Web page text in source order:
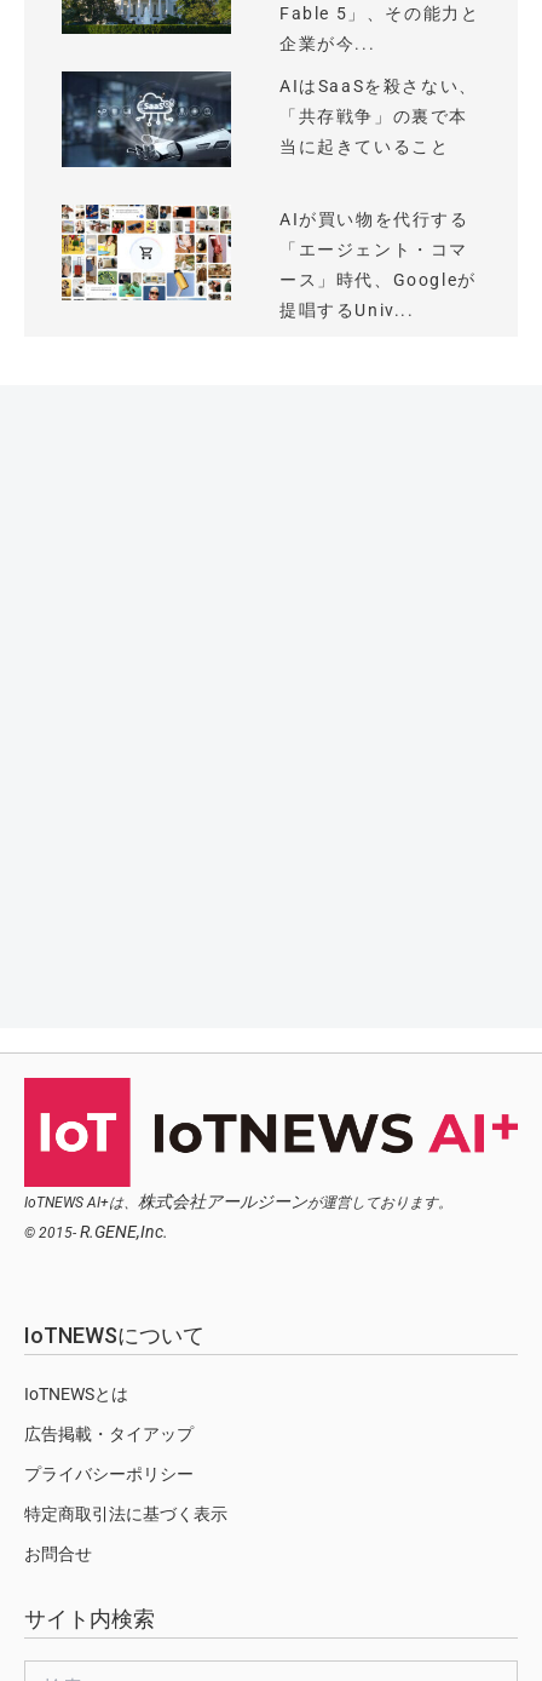
Fable 5」、その能力と
企業が今...
AIはSaaSを殺さない、
「共存戦争」の裏で本
当に起きていること
AIが買い物を代行する
「エージェント・コマ
ース」時代、Googleが
提唱するUniv...
IoTNEWS AI+は、 株式会社アールジーンが運営しております。
© 2015- R.GENE,Inc.
IoTNEWSについて
IoTNEWSとは
広告掲載・タイアップ
プライバシーポリシー
特定商取引法に基づく表示
お問合せ
サイト内検索